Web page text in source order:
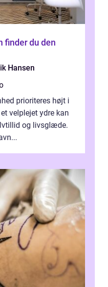
Hansen
prioriteres højt i
velplejet ydre kan
og livsglæde.